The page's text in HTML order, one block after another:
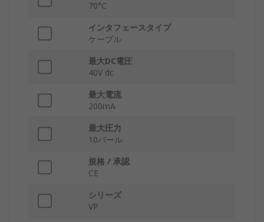
70°C
インタフェースタイプ
ケーブル
最大DC電圧
40V dc
最大電流
200mA
最大圧力
10バール
規格 / 承認
CE
シリーズ
VP